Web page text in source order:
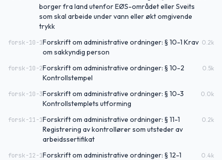
borger fra land utenfor EØS-området eller Sveits
som skal arbeide under vann eller økt omgivende
trykk
forsk-10-1Forskrift om administrative ordninger: § 10-1 Krav
om sakkyndig person
0.2k
forsk-10-2Forskrift om administrative ordninger: § 10-2
Kontrollstempel
0.5k
forsk-10-3Forskrift om administrative ordninger: § 10-3
Kontrollstemplets utforming
0.0k
forsk-11-1Forskrift om administrative ordninger: § 11-1
Registrering av kontrollører som utsteder av
arbeidssertifikat
0.2k
forsk-12-1Forskrift om administrative ordninger: § 12-1
0.4k